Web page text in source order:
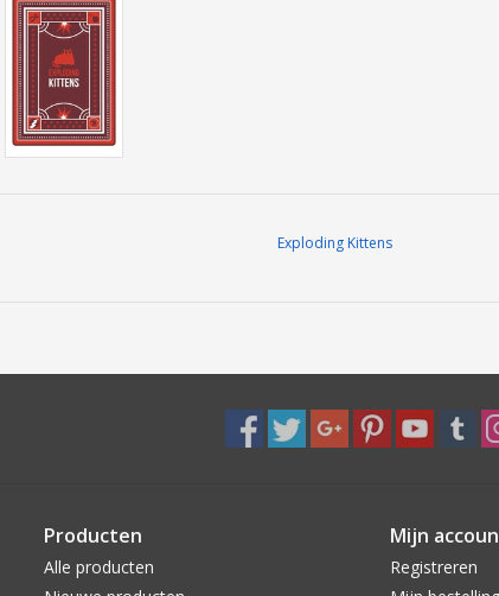
Exploding Kittens
Producten
Alle producten
Mijn
Registreren